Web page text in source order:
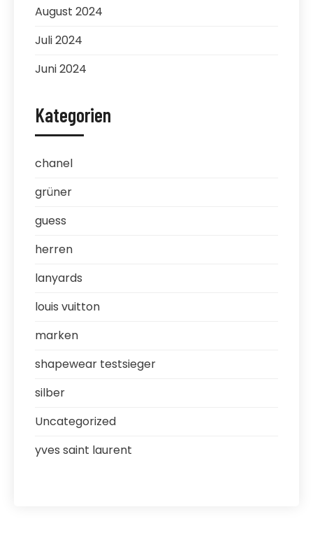
August 2024
Juli 2024
Juni 2024
Kategorien
chanel
grüner
guess
herren
lanyards
louis vuitton
marken
shapewear testsieger
silber
Uncategorized
yves saint laurent